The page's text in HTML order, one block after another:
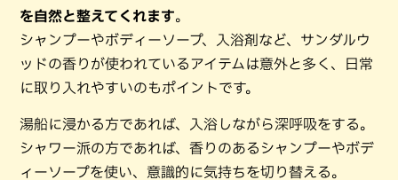
を自然と整えてくれます。
シャンプーやボディーソープ、入浴剤など、サンダルウ
ッドの香りが使われているアイテムは意外と多く、日常
に取り入れやすいのもポイントです。
湯船に浸かる方であれば、入浴しながら深呼吸をする。
シャワー派の方であれば、香りのあるシャンプーやボデ
ィーソープを使い、意識的に気持ちを切り替える。